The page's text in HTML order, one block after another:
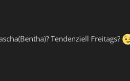
Tendenziell Freitags?